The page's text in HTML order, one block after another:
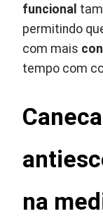
funcional
permitindo
com mais
tempo com
na